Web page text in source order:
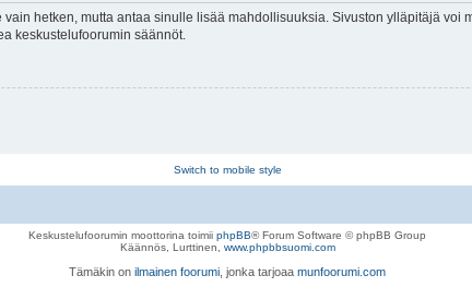
hetken, mutta antaa sinulle lisää mahdollisuuksia. Sivuston ylläpitäjä
keskustelufoorumin säännöt.
Switch to mobile style
Keskustelufoorumin moottorina toimii phpBB® Forum Software © phpBB Group
Käännös, Lurttinen, www.phpbbsuomi.com
Tämäkin on ilmainen foorumi , jonka tarjoaa munfoorumi.com